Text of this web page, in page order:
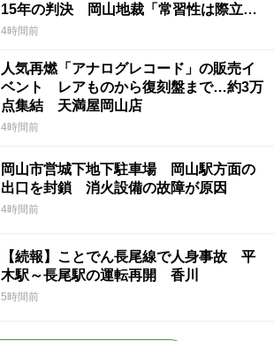
15年の判決 岡山地裁「常習性は際立っ
ていて被害結果も非常に重い」
4時間前
人気再燃「アナログレコード」の販売イ
ベント レアものから復刻盤まで…約3万
点集結 天満屋岡山店
4時間前
岡山市営城下地下駐車場 岡山駅方面の
出口を封鎖 消火設備の故障が原因
4時間前
【続報】ことでん長尾線で人身事故 平
木駅～長尾駅の運転再開 香川
5時間前